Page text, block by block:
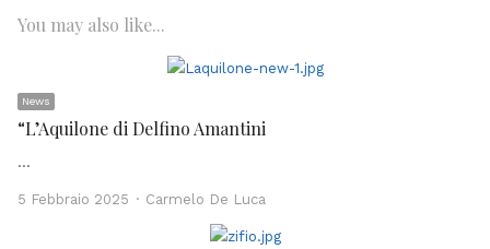
You may also like...
News
“L’Aquilone di Delfino Amantini
…
5 Febbraio 2025 Author
Carmelo De Luca